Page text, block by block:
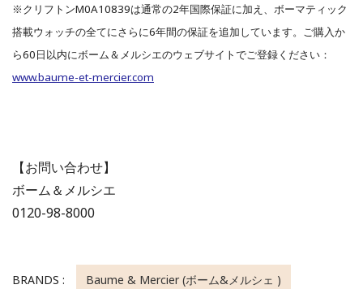
※クリフトンM0A10839は通常の2年国際保証に加え、ボーマティック
搭載ウォッチの全てにさらに6年間の保証を追加しています。ご購入か
ら60日以内にボーム＆メルシエのウェブサイトでご登録ください：
www.baume-et-mercier.com
【お問い合わせ】
ボーム＆メルシエ
0120-98-8000
BRANDS : Baume & Mercier (ボーム&メルシェ )